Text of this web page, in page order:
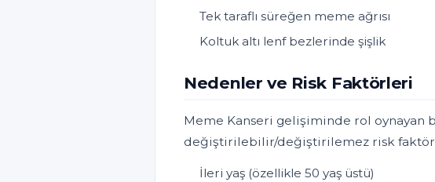
Tek taraflı süreğen meme ağrısı
Koltuk altı lenf bezlerinde şişlik
Nedenler ve Risk Faktörleri
Meme Kanseri gelişiminde rol oynayan
değiştirilebilir/değiştirilemez risk
İleri yaş (özellikle 50 yaş üstü)